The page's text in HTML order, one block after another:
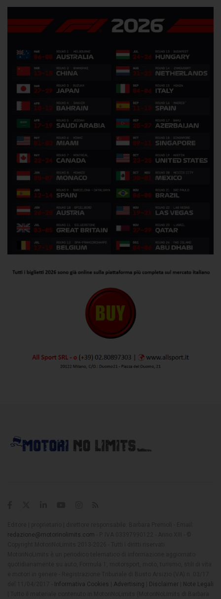
redazione@motorinolimits.com
Informativa Cookies Advertising Disclaimer
Note Legali